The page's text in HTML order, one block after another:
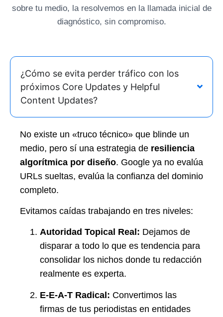
sobre tu medio, la resolvemos en la llamada inicial de
diagnóstico, sin compromiso.
¿Cómo se evita perder tráfico con los
próximos Core Updates y Helpful
Content Updates?
No existe un «truco técnico» que blinde un
medio, pero sí una estrategia de resiliencia
algorítmica por diseño. Google ya no evalúa
URLs sueltas, evalúa la confianza del dominio
completo.
Evitamos caídas trabajando en tres niveles:
Autoridad Topical Real: Dejamos de
disparar a todo lo que es tendencia para
consolidar los nichos donde tu redacción
realmente es experta.
E-E-A-T Radical: Convertimos las
firmas de tus periodistas en entidades